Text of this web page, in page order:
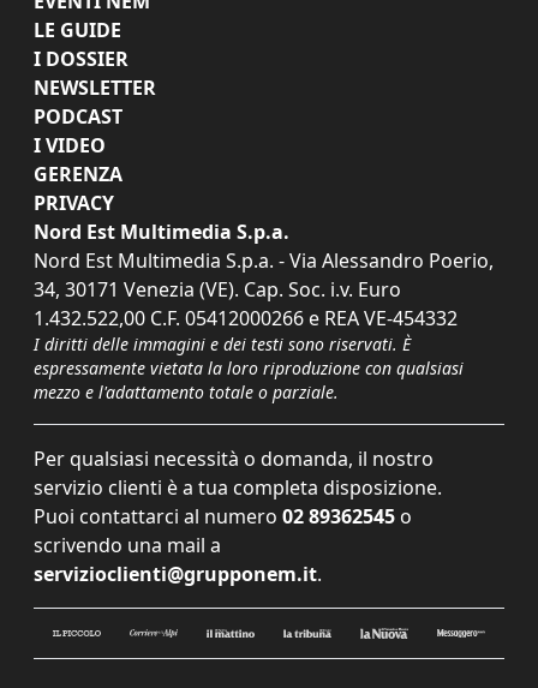
LE GUIDE
I DOSSIER
NEWSLETTER
PODCAST
I VIDEO
GERENZA
PRIVACY
Nord Est Multimedia S.p.a.
Nord Est Multimedia S.p.a. - Via Alessandro Poerio,
34, 30171 Venezia (VE). Cap. Soc. i.v. Euro
1.432.522,00 C.F. 05412000266 e REA VE-454332
I diritti delle immagini e dei testi sono riservati. È
espressamente vietata la loro riproduzione con qualsiasi
mezzo e l'adattamento totale o parziale.
Per qualsiasi necessità o domanda, il nostro
servizio clienti è a tua completa disposizione.
Puoi contattarci al numero 02 89362545 o
scrivendo una mail a
servizioclienti@grupponem.it.